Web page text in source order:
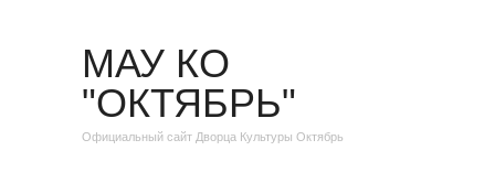
МАУ КО
"ОКТЯБРЬ"
Официальный сайт Дворца Культуры Октябрь